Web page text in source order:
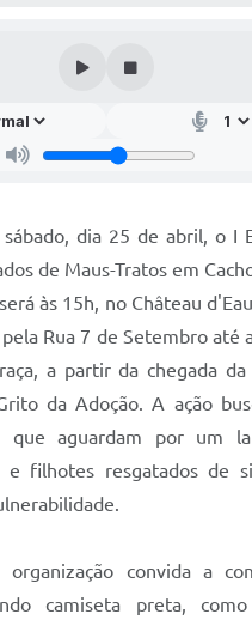
dia 25 de abril, o I
de Maus-Tratos em
às 15h, no Château
Rua 7 de Setembro até
a partir da chegada da
da Adoção. A ação
que aguardam por um
e filhotes resgatados de
organização convida a
camiseta preta,